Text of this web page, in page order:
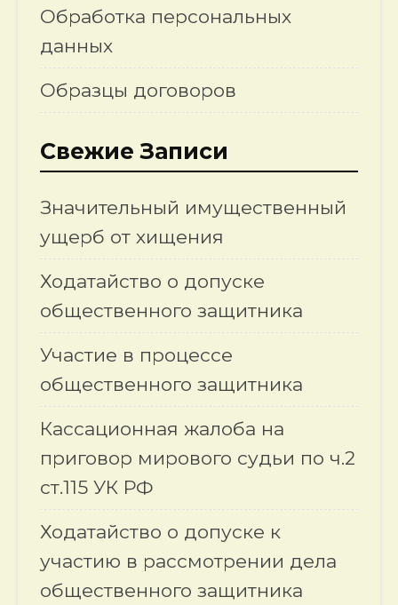
Обработка персональных
данных
Образцы договоров
Свежие Записи
Значительный имущественный
ущерб от хищения
Ходатайство о допуске
общественного защитника
Участие в процессе
общественного защитника
Кассационная жалоба на
приговор мирового судьи по ч.2
ст.115 УК РФ
Ходатайство о допуске к
участию в рассмотрении дела
общественного защитника